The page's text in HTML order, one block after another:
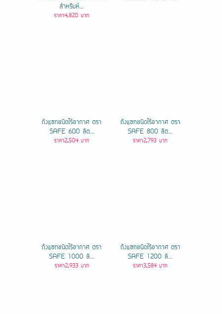
สำหรับห้...
ราคา4,820 บาท
ถังแซทชนิดไร้อากาศ ตรา
SAFE 600 ลิต...
ราคา2,504 บาท
ถังแซทชนิดไร้อากาศ ตรา
SAFE 800 ลิต...
ราคา2,793 บาท
ถังแซทชนิดไร้อากาศ ตรา
SAFE 1000 ลิ...
ราคา2,933 บาท
ถังแซทชนิดไร้อากาศ ตรา
SAFE 1200 ลิ...
ราคา3,584 บาท